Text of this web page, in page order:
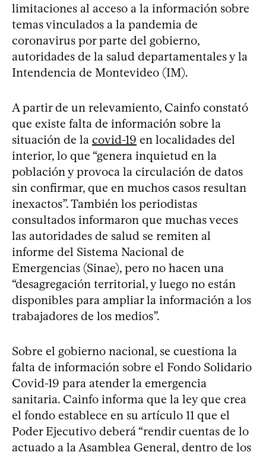
limitaciones al acceso a la información sobre
temas vinculados a la pandemia de
coronavirus por parte del gobierno,
autoridades de la salud departamentales y la
Intendencia de Montevideo (IM).
A partir de un relevamiento, Cainfo constató
que existe falta de información sobre la
situación de la covid-19 en localidades del
interior, lo que “genera inquietud en la
población y provoca la circulación de datos
sin confirmar, que en muchos casos resultan
inexactos”. También los periodistas
consultados informaron que muchas veces
las autoridades de salud se remiten al
informe del Sistema Nacional de
Emergencias (Sinae), pero no hacen una
“desagregación territorial, y luego no están
disponibles para ampliar la información a los
trabajadores de los medios”.
Sobre el gobierno nacional, se cuestiona la
falta de información sobre el Fondo Solidario
Covid-19 para atender la emergencia
sanitaria. Cainfo informa que la ley que crea
el fondo establece en su artículo 11 que el
Poder Ejecutivo deberá “rendir cuentas de lo
actuado a la Asamblea General, dentro de los